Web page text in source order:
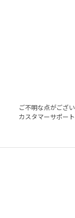
ご不明な点がござ
カスタマーサポー